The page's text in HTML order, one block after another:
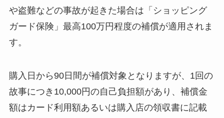
や盗難などの事故が起きた場合は「ショッピング
ガード保険」最高100万円程度の補償が適用されま
す。
購入日から90日間が補償対象となりますが、1回の
故事につき10,000円の自己負担額があり、補償金
額はカード利用額あるいは購入店の領収書に記載